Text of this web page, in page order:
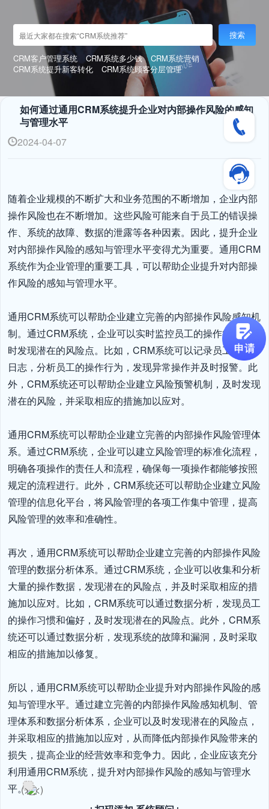
搜索
CRM客户管理系统 CRM系统多少钱
CRM系统营销
CRM系统提升新客转化
CRM系统顾客分层管理
如何通过通用CRM系统提升企业对内部操作风险的感知
与管理水平
2024-04-07
随着企业规模的不断扩大和业务范围的不断增加，企业内部
操作风险也在不断增加。这些风险可能来自于员工的错误操
作、系统的故障、数据的泄露等各种因素。因此，提升企业
对内部操作风险的感知与管理水平变得尤为重要。通用CRM
系统作为企业管理的重要工具，可以帮助企业提升对内部操
作风险的感知与管理水平。
通用CRM系统可以帮助企业建立完善的内部操作风险感知机
制。通过CRM系统，企业可以实时监控员工的操作行为，及
时发现潜在的风险点。比如，CRM系统可以记录员工的操作
日志，分析员工的操作行为，发现异常操作并及时报警。此
外，CRM系统还可以帮助企业建立风险预警机制，及时发现
潜在的风险，并采取相应的措施加以应对。
通用CRM系统可以帮助企业建立完善的内部操作风险管理体
系。通过CRM系统，企业可以建立风险管理的标准化流程，
明确各项操作的责任人和流程，确保每一项操作都能够按照
规定的流程进行。此外，CRM系统还可以帮助企业建立风险
管理的信息化平台，将风险管理的各项工作集中管理，提高
风险管理的效率和准确性。
再次，通用CRM系统可以帮助企业建立完善的内部操作风险
管理的数据分析体系。通过CRM系统，企业可以收集和分析
大量的操作数据，发现潜在的风险点，并及时采取相应的措
施加以应对。比如，CRM系统可以通过数据分析，发现员工
的操作习惯和偏好，及时发现潜在的风险点。此外，CRM系
统还可以通过数据分析，发现系统的故障和漏洞，及时采取
相应的措施加以修复。
所以，通用CRM系统可以帮助企业提升对内部操作风险的感
知与管理水平。通过建立完善的内部操作风险感知机制、管
理体系和数据分析体系，企业可以及时发现潜在的风险点，
并采取相应的措施加以应对，从而降低内部操作风险带来的
损失，提高企业的经营效率和竞争力。因此，企业应该充分
利用通用CRM系统，提升对内部操作风险的感知与管理水
平。